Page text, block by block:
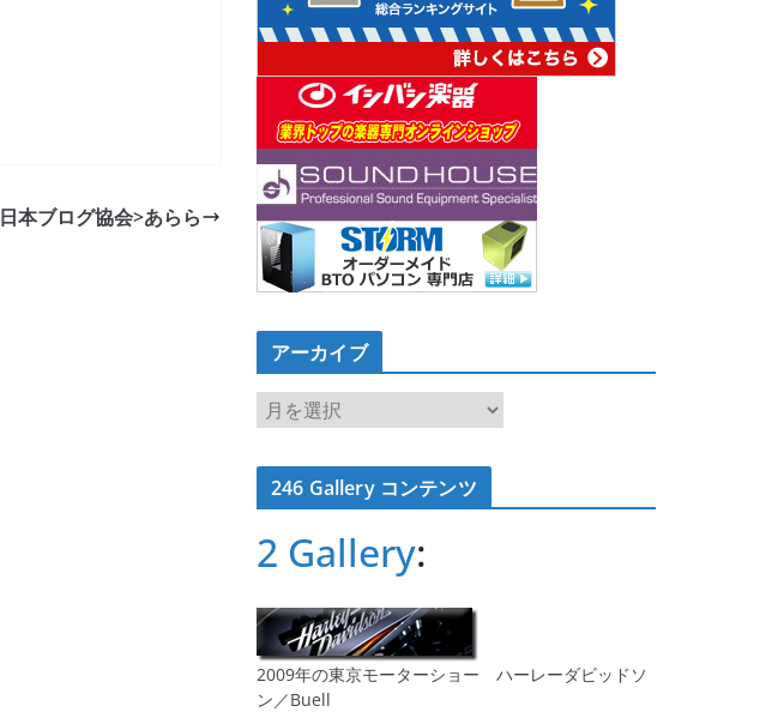
日本ブログ協会>あらら
アーカイブ
ア
ー
カ
イ246 Gallery コンテンツ
2 Gallery:
2009年の東京モーターショー ハーレーダビッドソ
ン／Buell